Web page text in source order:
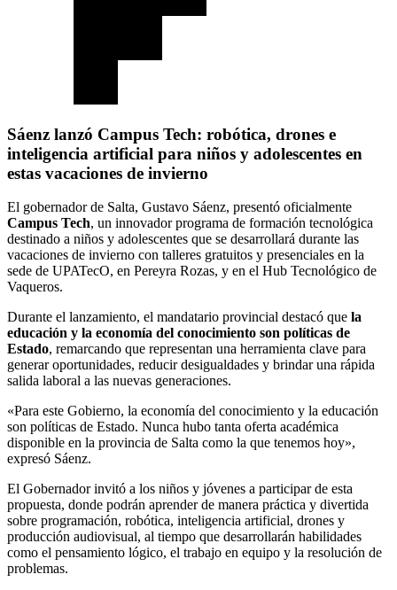
Sáenz lanzó Campus Tech: robótica, drones e
inteligencia artificial para niños y adolescentes en
estas vacaciones de invierno
El gobernador de Salta, Gustavo Sáenz, presentó oficialmente
Campus Tech, un innovador programa de formación tecnológica
destinado a niños y adolescentes que se desarrollará durante las
vacaciones de invierno con talleres gratuitos y presenciales en la
sede de UPATecO, en Pereyra Rozas, y en el Hub Tecnológico de
Vaqueros.
Durante el lanzamiento, el mandatario provincial destacó que la
educación y la economía del conocimiento son políticas de
Estado, remarcando que representan una herramienta clave para
generar oportunidades, reducir desigualdades y brindar una rápida
salida laboral a las nuevas generaciones.
«Para este Gobierno, la economía del conocimiento y la educación
son políticas de Estado. Nunca hubo tanta oferta académica
disponible en la provincia de Salta como la que tenemos hoy»,
expresó Sáenz.
El Gobernador invitó a los niños y jóvenes a participar de esta
propuesta, donde podrán aprender de manera práctica y divertida
sobre programación, robótica, inteligencia artificial, drones y
producción audiovisual, al tiempo que desarrollarán habilidades
como el pensamiento lógico, el trabajo en equipo y la resolución de
problemas.